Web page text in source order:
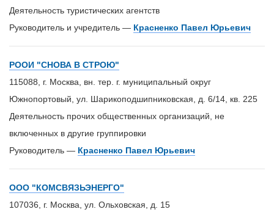
Деятельность туристических агентств
Руководитель и учредитель — Красненко Павел Юрьевич
РООИ "СНОВА В СТРОЮ"
115088, г. Москва, вн. тер. г. муниципальный округ
Южнопортовый, ул. Шарикоподшипниковская, д. 6/14, кв. 225
Деятельность прочих общественных организаций, не
включенных в другие группировки
Руководитель — Красненко Павел Юрьевич
ООО "КОМСВЯЗЬЭНЕРГО"
107036, г. Москва, ул. Ольховская, д. 15